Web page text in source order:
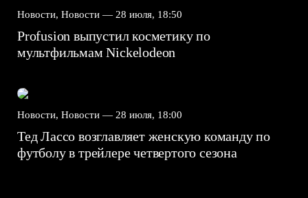
Новости, Новости — 28 июля, 18:50
Profusion выпустил косметику по
мультфильмам Nickelodeon
Новости, Новости — 28 июля, 18:00
Тед Лассо возглавляет женскую команду по
футболу в трейлере четвертого сезона